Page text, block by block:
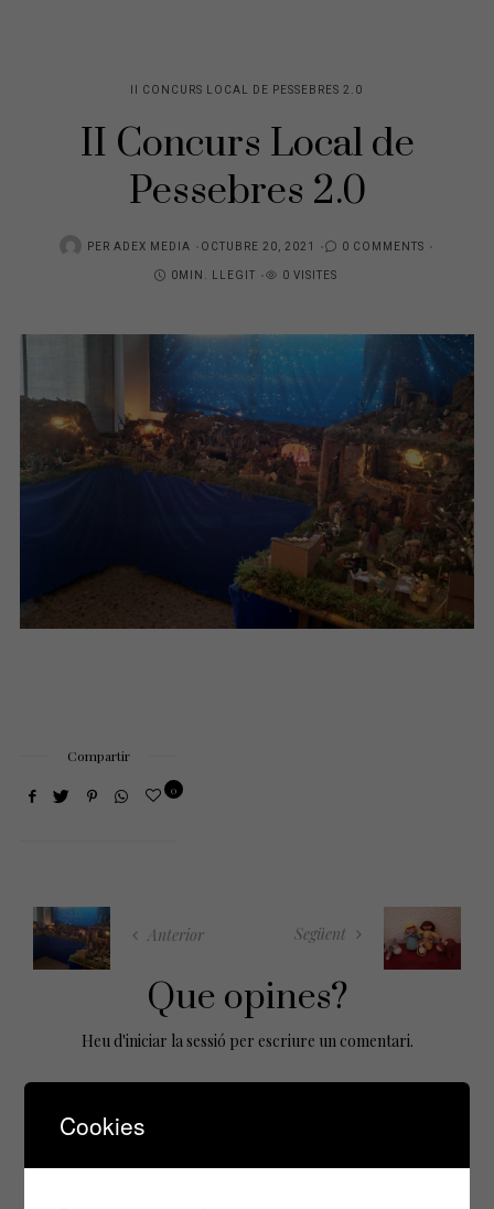
II CONCURS LOCAL DE PESSEBRES 2.0
II Concurs Local de
Pessebres 2.0
PER ADEX MEDIA
POSTED
ON
OCTUBRE 20, 2021
0 COMMENTS
0MIN. LLEGIT
0 VISITES
Compartir
0
Anterior Següent
Que opines?
Heu d'iniciar la sessió per escriure un comentari.
Cookies